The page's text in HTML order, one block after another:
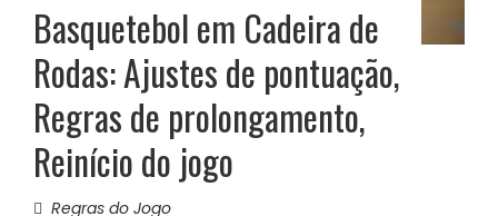
Basquetebol em Cadeira de
Rodas: Ajustes de pontuação,
Regras de prolongamento,
Reinício do jogo
Regras do Jogo